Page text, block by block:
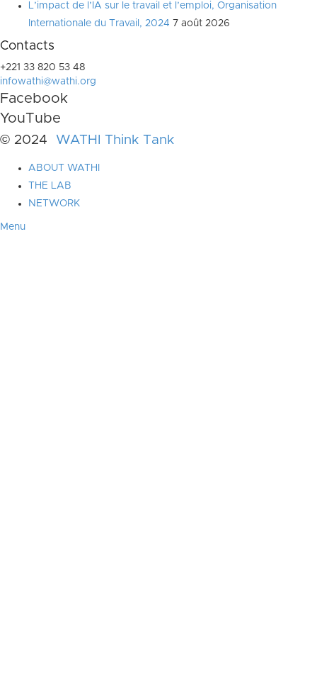
L’impact de l’IA sur le travail et l’emploi, Organisation
Internationale du Travail, 2024 7 août 2026
Contacts
+221 33 820 53 48
infowathi@wathi.org
Facebook
YouTube
© 2024 WATHI Think Tank
ABOUT WATHI
THE LAB
NETWORK
Menu